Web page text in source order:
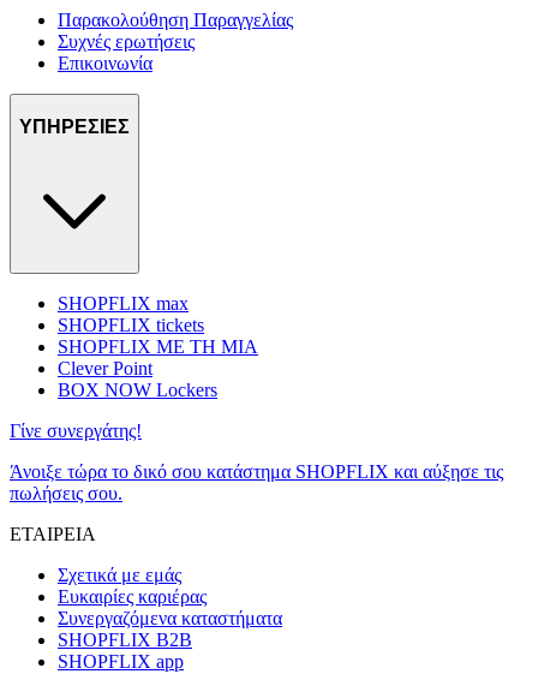
Παρακολούθηση Παραγγελίας
Συχνές ερωτήσεις
Επικοινωνία
ΥΠΗΡΕΣΙΕΣ
SHOPFLIX max
SHOPFLIX tickets
SHOPFLIX ΜΕ ΤΗ ΜΙΑ
Clever Point
BOX NOW Lockers
Γίνε συνεργάτης!
Άνοιξε τώρα το δικό σου κατάστημα SHOPFLIX και αύξησε τις
πωλήσεις σου.
ΕΤΑΙΡΕΙΑ
Σχετικά με εμάς
Ευκαιρίες καριέρας
Συνεργαζόμενα καταστήματα
SHOPFLIX B2B
SHOPFLIX app